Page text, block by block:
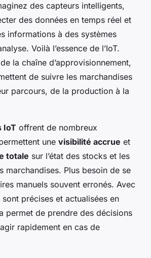
des capteurs intelligents,
des données en temps réel et
informations à des systèmes
Voilà l’essence de l’IoT.
la chaîne d’approvisionnement,
de suivre les marchandises
parcours, de la production à la
IoT offrent de nombreux
une visibilité accrue et
totale sur l’état des stocks et les
marchandises. Plus besoin de se
manuels souvent erronés. Avec
sont précises et actualisées en
permet de prendre des décisions
rapidement en cas de